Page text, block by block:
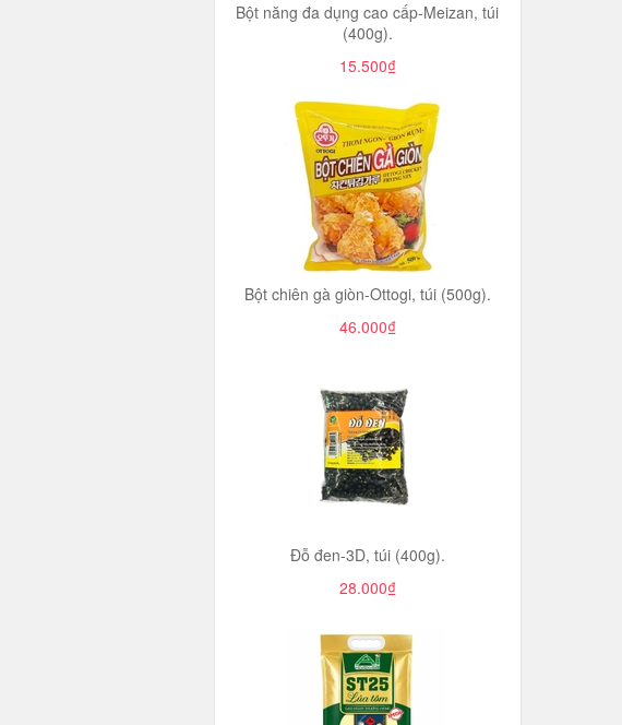
Bột năng đa dụng cao cấp-Meizan, túi
(400g).
15.500₫
Bột chiên gà giòn-Ottogi, túi (500g).
46.000₫
Đỗ đen-3D, túi (400g).
28.000₫